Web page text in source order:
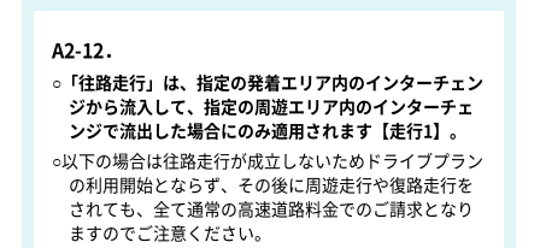
A2-12．
○ 「往路走行」は、指定の発着エリア内のインターチェン
ジから流入して、指定の周遊エリア内のインターチェ
ンジで流出した場合にのみ適用されます【走行1】。
○以下の場合は往路走行が成立しないためドライブプラン
の利用開始とならず、その後に周遊走行や復路走行を
されても、全て通常の高速道路料金でのご請求となり
ますのでご注意ください。